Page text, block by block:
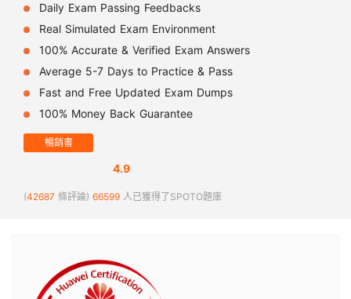
Daily Exam Passing Feedbacks
Real Simulated Exam Environment
100% Accurate & Verified Exam Answers
Average 5-7 Days to Practice & Pass
Fast and Free Updated Exam Dumps
100% Money Back Guarantee
暢銷書
4.9
(42687 條評論) 66599 人已獲得了SPOTO題庫